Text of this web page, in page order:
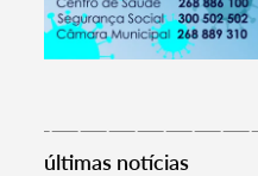
últimas notícias